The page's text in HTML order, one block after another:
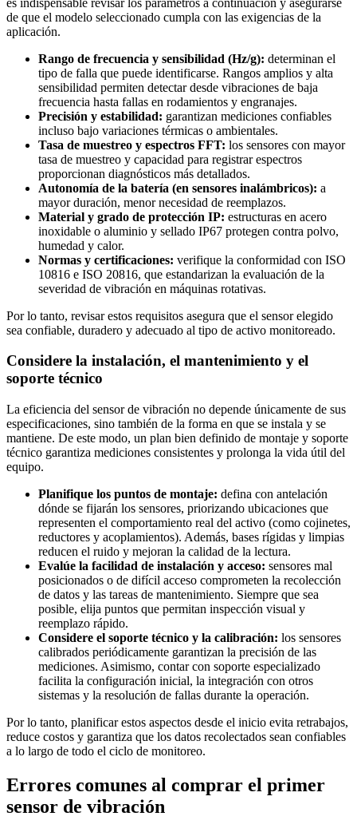
de que el modelo seleccionado cumpla con las exigencias de la
aplicación.
Rango de frecuencia y sensibilidad (Hz/g): determinan el
tipo de falla que puede identificarse. Rangos amplios y alta
sensibilidad permiten detectar desde vibraciones de baja
frecuencia hasta fallas en rodamientos y engranajes.
Precisión y estabilidad: garantizan mediciones confiables
incluso bajo variaciones térmicas o ambientales.
Tasa de muestreo y espectros FFT: los sensores con mayor
tasa de muestreo y capacidad para registrar espectros
proporcionan diagnósticos más detallados.
Autonomía de la batería (en sensores inalámbricos): a
mayor duración, menor necesidad de reemplazos.
Material y grado de protección IP: estructuras en acero
inoxidable o aluminio y sellado IP67 protegen contra polvo,
humedad y calor.
Normas y certificaciones: verifique la conformidad con ISO
10816 e ISO 20816, que estandarizan la evaluación de la
severidad de vibración en máquinas rotativas.
Por lo tanto, revisar estos requisitos asegura que el sensor elegido
sea confiable, duradero y adecuado al tipo de activo monitoreado.
Considere la instalación, el mantenimiento y el
soporte técnico
La eficiencia del sensor de vibración no depende únicamente de sus
especificaciones, sino también de la forma en que se instala y se
mantiene. De este modo, un plan bien definido de montaje y soporte
técnico garantiza mediciones consistentes y prolonga la vida útil del
equipo.
Planifique los puntos de montaje: defina con antelación
dónde se fijarán los sensores, priorizando ubicaciones que
representen el comportamiento real del activo (como cojinetes,
reductores y acoplamientos). Además, bases rígidas y limpias
reducen el ruido y mejoran la calidad de la lectura.
Evalúe la facilidad de instalación y acceso: sensores mal
posicionados o de difícil acceso comprometen la recolección
de datos y las tareas de mantenimiento. Siempre que sea
posible, elija puntos que permitan inspección visual y
reemplazo rápido.
Considere el soporte técnico y la calibración: los sensores
calibrados periódicamente garantizan la precisión de las
mediciones. Asimismo, contar con soporte especializado
facilita la configuración inicial, la integración con otros
sistemas y la resolución de fallas durante la operación.
Por lo tanto, planificar estos aspectos desde el inicio evita retrabajos,
reduce costos y garantiza que los datos recolectados sean confiables
a lo largo de todo el ciclo de monitoreo.
Errores comunes al comprar el primer
sensor de vibración